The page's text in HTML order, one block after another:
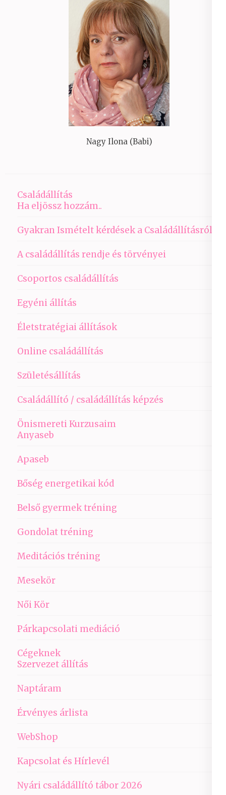
Nagy Ilona (Babi)
Családállítás
Ha eljössz hozzám..
Gyakran Ismételt kérdések a Családállításról
A családállítás rendje és törvényei
Csoportos családállítás
Egyéni állítás
Életstratégiai állítások
Online családállítás
Születésállítás
Családállító / családállítás képzés
Önismereti Kurzusaim
Anyaseb
Apaseb
Bőség energetikai kód
Belső gyermek tréning
Gondolat tréning
Meditációs tréning
Mesekör
Női Kör
Párkapcsolati mediáció
Cégeknek
Szervezet állítás
Naptáram
Érvényes árlista
WebShop
Kapcsolat és Hírlevél
Nyári családállító tábor 2026